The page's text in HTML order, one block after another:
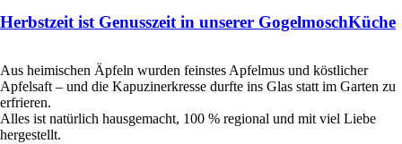
Herbstzeit ist Genusszeit in unserer GogelmoschKüche
Aus heimischen Äpfeln wurden feinstes Apfelmus und köstlicher
Apfelsaft – und die Kapuzinerkresse durfte ins Glas statt im Garten zu
erfrieren.
Alles ist natürlich hausgemacht, 100 % regional und mit viel Liebe
hergestellt.